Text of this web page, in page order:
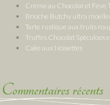
Crème au Chocolat et Fève
Brioche Butchy ultra
Tarte rustique aux fruits
Truffes Chocolat Spéculoos
Cake aux Noisettes
Commentaires récents